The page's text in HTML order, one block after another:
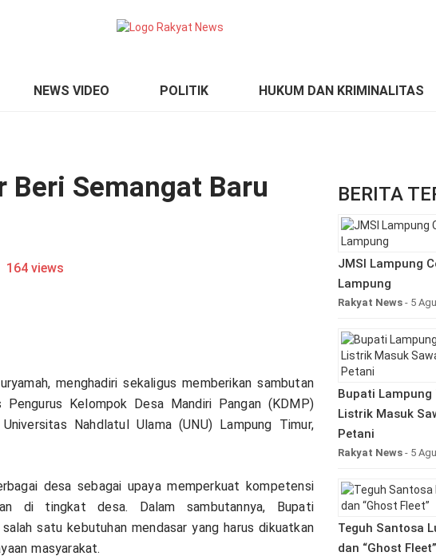
NEWS VIDEO POLITIK HUKUM DAN KRIMINALITAS
Semangat Baru
164 views
menghadiri sekaligus memberikan sambutan
Kelompok Desa Mandiri Pangan (KDMP)
Nahdlatul Ulama (UNU) Lampung Timur,
desa sebagai upaya memperkuat kompetensi
di tingkat desa. Dalam sambutannya, Bupati
satu kebutuhan mendasar yang harus dikuatkan
masyarakat.
BERITA
JMSI Lampung
Lampung
Rakyat News - 5
Bupati
Listrik Masuk
Petani
Rakyat News - 5
Teguh Santosa
dan “Ghost Fleet”